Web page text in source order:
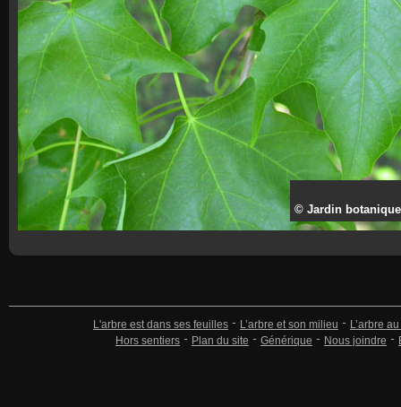
© Jardin
L'arbre est dans ses feuilles L’arbre et son milieu
L’arbre
Hors sentiers
Plan du site Générique Nous joindre